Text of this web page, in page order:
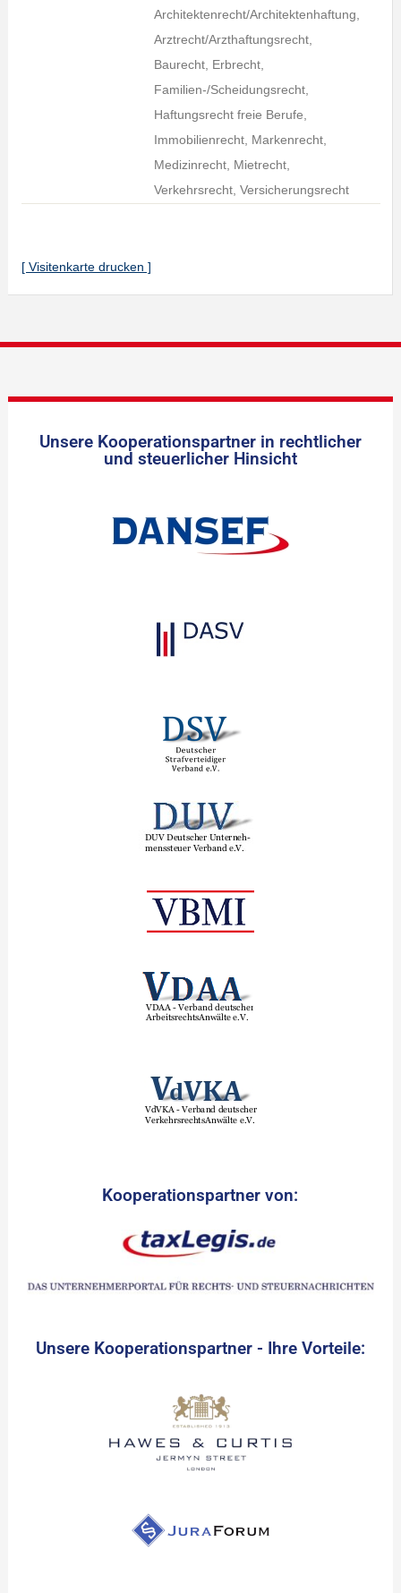
Architektenrecht/Architektenhaftung,
Arztrecht/Arzthaftungsrecht,
Baurecht, Erbrecht,
Familien-/Scheidungsrecht,
Haftungsrecht freie Berufe,
Immobilienrecht, Markenrecht,
Medizinrecht, Mietrecht,
Verkehrsrecht, Versicherungsrecht
[ Visitenkarte drucken ]
Unsere Kooperationspartner in rechtlicher
und steuerlicher Hinsicht
Kooperationspartner von:
Unsere Kooperationspartner - Ihre Vorteile: